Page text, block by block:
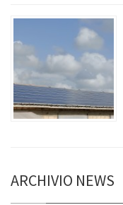
ARCHIVIO NEWS